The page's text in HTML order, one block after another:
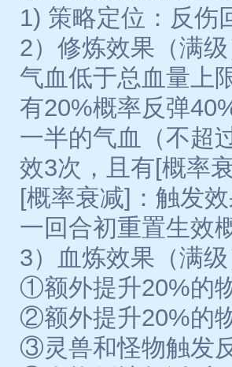
1) 策略定位：反伤
2）修炼效果（满级
气血低于总血量上
有20%概率反弹
一半的气血（不超
效3次，且有[概率衰
[概率衰减]：触发
一回合初重置生效
3）血炼效果（满级
①额外提升20%的
②额外提升20%的
③灵兽和怪物触发